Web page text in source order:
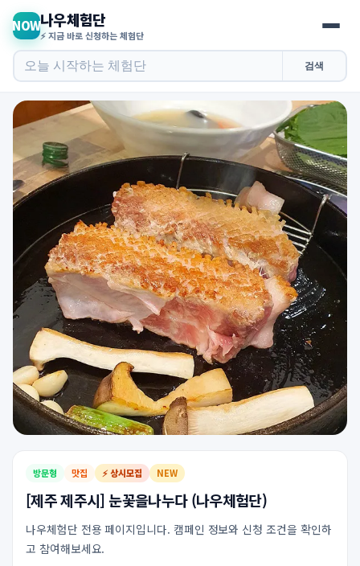
NOW나우체험단
⚡ 지금 바로 신청하는 체험단
검색
방문형 맛집 ⚡ 상시모집 NEW
[제주 제주시] 눈꽃을나누다 (나우체험단)
나우체험단 전용 페이지입니다. 캠페인 정보와 신청 조건을 확인하
고 참여해보세요.